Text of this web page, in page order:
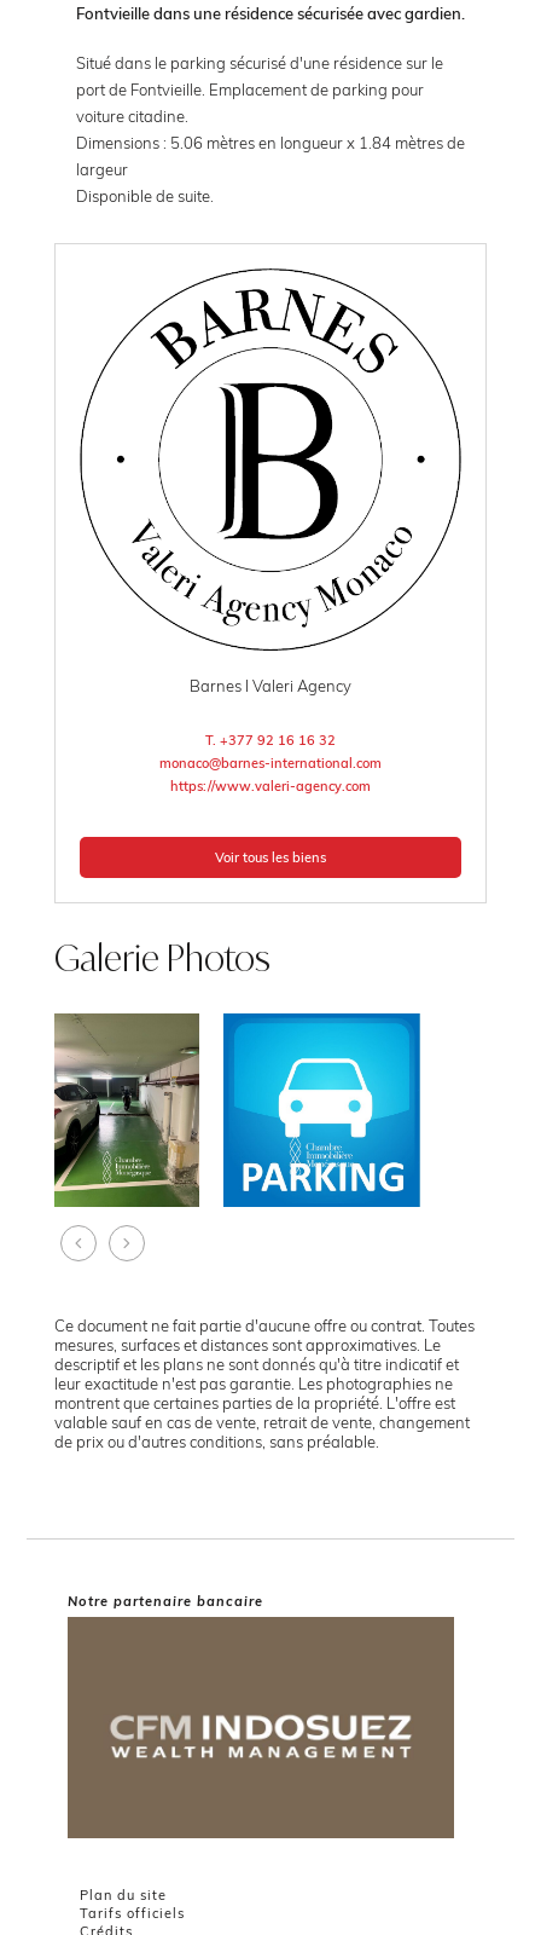
Fontvieille dans une résidence sécurisée avec gardien.
Situé dans le parking sécurisé d'une résidence sur le
port de Fontvieille. Emplacement de parking pour
voiture citadine.
Dimensions : 5.06 mètres en longueur x 1.84 mètres de
largeur
Disponible de suite.
Barnes I Valeri Agency
T. +377 92 16 16 32
monaco@barnes-international.com
https://www.valeri-agency.com
Voir tous les biens
Galerie Photos
Ce document ne fait partie d'aucune offre ou contrat. Toutes
mesures, surfaces et distances sont approximatives. Le
descriptif et les plans ne sont donnés qu'à titre indicatif et
leur exactitude n'est pas garantie. Les photographies ne
montrent que certaines parties de la propriété. L'offre est
valable sauf en cas de vente, retrait de vente, changement
de prix ou d'autres conditions, sans préalable.
Notre partenaire bancaire
Plan du site
Tarifs officiels